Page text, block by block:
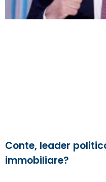
Conte, leader
immobiliare?